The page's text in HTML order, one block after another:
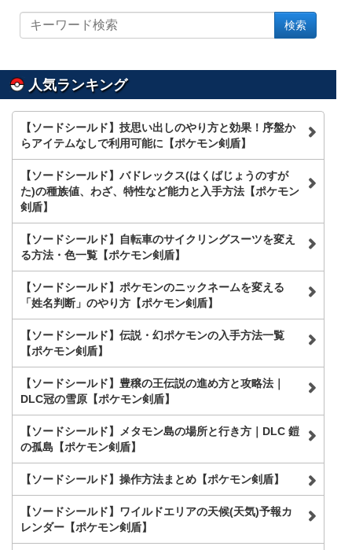
サ
イ
を
検
索
検索
人気ランキング
【ソードシールド】技思い出しのやり方と効果！序盤か
らアイテムなしで利用可能に【ポケモン剣盾】
【ソードシールド】バドレックス(はくばじょうのすが
た)の種族値、わざ、特性など能力と入手方法【ポケモン
剣盾】
【ソードシールド】自転車のサイクリングスーツを変え
る方法・色一覧【ポケモン剣盾】
【ソードシールド】ポケモンのニックネームを変える
「姓名判断」のやり方【ポケモン剣盾】
【ソードシールド】伝説・幻ポケモンの入手方法一覧
【ポケモン剣盾】
【ソードシールド】豊穣の王伝説の進め方と攻略法｜
DLC冠の雪原【ポケモン剣盾】
【ソードシールド】メタモン島の場所と行き方｜DLC 鎧
の孤島【ポケモン剣盾】
【ソードシールド】操作方法まとめ【ポケモン剣盾】
【ソードシールド】ワイルドエリアの天候(天気)予報カ
レンダー【ポケモン剣盾】